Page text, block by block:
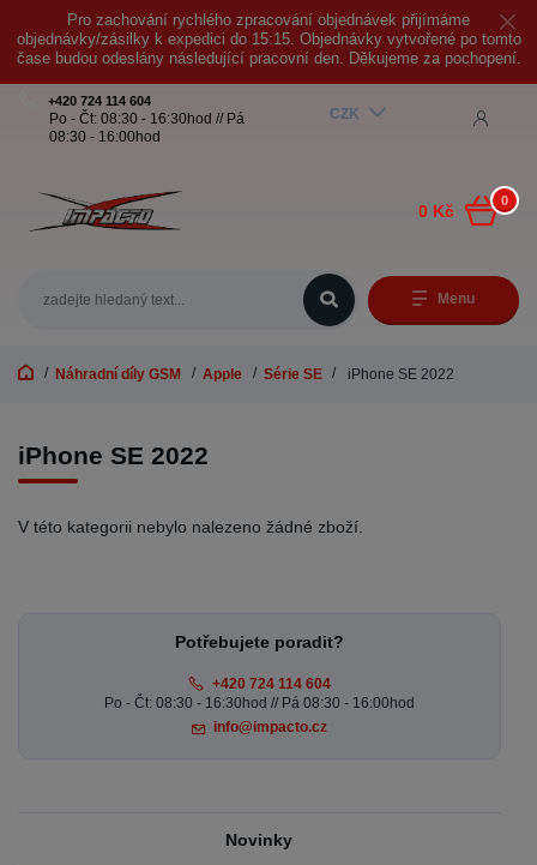
Pro zachování rychlého zpracování objednávek přijímáme
objednávky/zásilky k expedici do 15:15. Objednávky vytvořené po tomto
čase budou odeslány následující pracovní den. Děkujeme za pochopení.
Menu
CZK
+420 724 114 604
Po - Čt: 08:30 - 16:30hod // Pá
08:30 - 16:00hod
0
0 Kč
Náhradní díly GSM Apple Série SE iPhone SE 2022
iPhone SE 2022
V této kategorii nebylo nalezeno žádné zboží.
Potřebujete poradit?
+420 724 114 604
Po - Čt: 08:30 - 16:30hod // Pá 08:30 - 16:00hod
info@impacto.cz
Novinky